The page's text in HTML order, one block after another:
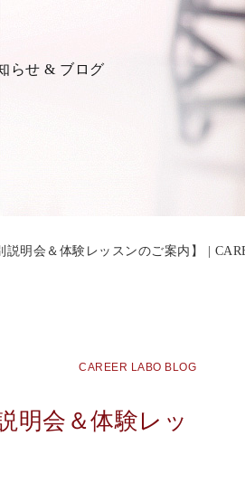
らせ & ブログ
説明会＆体験レッスンのご案内】 |
CAREER LABO BLOG
明会＆体験レッ